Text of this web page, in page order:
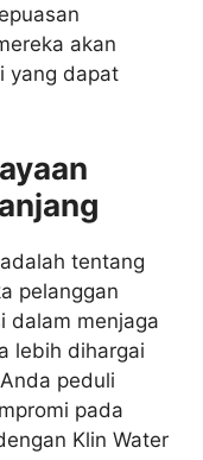
akan
yang dapat
tentang
pelanggan
dalam menjaga
lebih dihargai
peduli
pada
Klin Water